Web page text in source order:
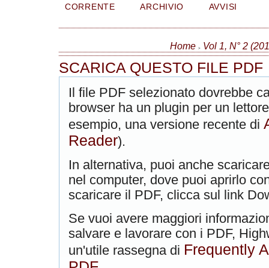
CORRENTE
ARCHIVIO AVVISI
Home > Vol 1, N° 2
SCARICA QUESTO FILE PDF
Il file PDF selezionato dovrebbe
browser ha un plugin per un
esempio, una versione recente di
Reader).
In alternativa, puoi anche
nel computer, dove puoi aprirlo
scaricare il PDF, clicca sul link
Se vuoi avere maggiori
salvare e lavorare con i PDF,
un'utile rassegna di Frequently